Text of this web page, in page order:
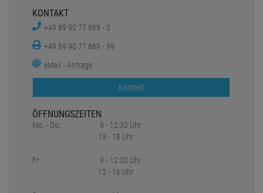
KONTAKT
+49 89 90 77 869 - 0
+49 89 90 77 869 - 99
eMail - Anfrage
Kontakt
ÖFFNUNGSZEITEN
Mo. - Do.:
Fr:
9 - 12:30 Uhr
13 - 18 Uhr
9 - 12:30 Uhr
13 - 16 Uhr